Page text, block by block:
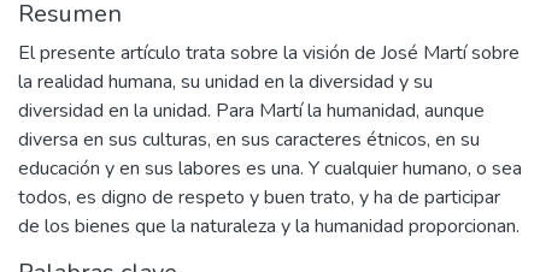
Resumen
El presente artículo trata sobre la visión de José Martí sobre
la realidad humana, su unidad en la diversidad y su
diversidad en la unidad. Para Martí la humanidad, aunque
diversa en sus culturas, en sus caracteres étnicos, en su
educación y en sus labores es una. Y cualquier humano, o sea
todos, es digno de respeto y buen trato, y ha de participar
de los bienes que la naturaleza y la humanidad proporcionan.